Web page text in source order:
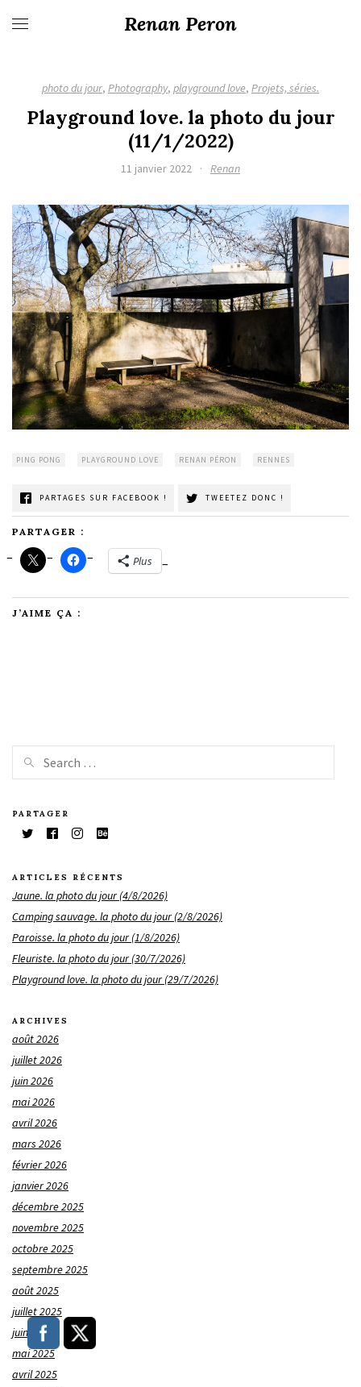
Renan Peron
photo du jour, Photography, playground love, Projets, séries.
Playground love. la photo du jour
(11/1/2022)
11 janvier 2022 · Renan
PING PONG PLAYGROUND LOVE RENAN PÉRON RENNES
PARTAGES SUR FACEBOOK ! TWEETEZ DONC !
PARTAGER :
Plus
J’AIME ÇA :
PARTAGER
ARTICLES RÉCENTS
Jaune. la photo du jour (4/8/2026)
Camping sauvage. la photo du jour (2/8/2026)
Paroisse. la photo du jour (1/8/2026)
Fleuriste. la photo du jour (30/7/2026)
Playground love. la photo du jour (29/7/2026)
ARCHIVES
août 2026
juillet 2026
juin 2026
mai 2026
avril 2026
mars 2026
février 2026
janvier 2026
décembre 2025
novembre 2025
octobre 2025
septembre 2025
août 2025
juillet 2025
juin 2025
mai 2025
avril 2025